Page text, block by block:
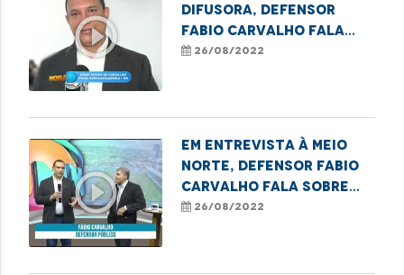
play_circle_outline
Difusora, Defensor
Fabio Carvalho fala
sobre termo de
26/08/2022
play_circle_outline
Em entrevista à Meio
Norte, Defensor Fabio
Carvalho fala sobre
termo de cooperação
26/08/2022